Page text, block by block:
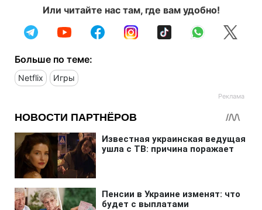
Или читайте нас там, где вам удобно!
Больше по теме:
Netflix Игры